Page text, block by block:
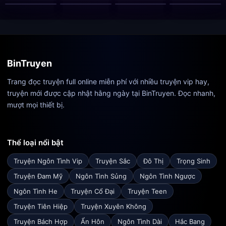
BinTruyen
Trang đọc truyện full online miễn phí với nhiều truyện vip hay,
truyện mới được cập nhật hằng ngày tại BinTruyen. Đọc nhanh,
mượt mọi thiết bị.
Thể loại nổi bật
Truyện Ngôn Tình Vip Truyện Sắc Đô Thị
Trọng Sinh
Truyện Đam Mỹ
Ngôn Tình Sủng
Ngôn Tình Ngược
Ngôn Tình He
Truyện Cổ Đại
Truyện Teen
Truyện Tiên Hiệp
Truyện Xuyên Không
Truyện Bách Hợp
Ẩn Hôn Ngôn Tình Dài Hắc Bang